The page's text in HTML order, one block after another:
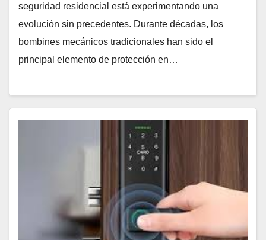
seguridad residencial está experimentando una
evolución sin precedentes. Durante décadas, los
bombines mecánicos tradicionales han sido el
principal elemento de protección en…